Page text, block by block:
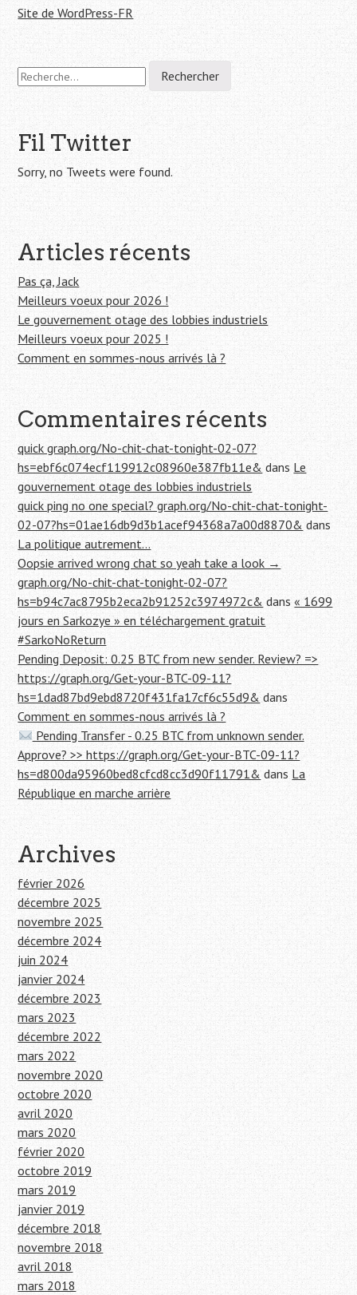
Site de WordPress-FR
R
e
c
e
r
c
h
:
Fil Twitter
Sorry, no Tweets were found.
Articles récents
Pas ça, Jack
Meilleurs voeux pour 2026 !
Le gouvernement otage des lobbies industriels
Meilleurs voeux pour 2025 !
Comment en sommes-nous arrivés là ?
Commentaires récents
quick graph.org/No-chit-chat-tonight-02-07?
hs=ebf6c074ecf119912c08960e387fb11e& dans Le
gouvernement otage des lobbies industriels
quick ping no one special? graph.org/No-chit-chat-tonight-
02-07?hs=01ae16db9d3b1acef94368a7a00d8870& dans
La politique autrement…
Oopsie arrived wrong chat so yeah take a look →
graph.org/No-chit-chat-tonight-02-07?
hs=b94c7ac8795b2eca2b91252c3974972c& dans« 1699
jours en Sarkozye » en téléchargement gratuit
#SarkoNoReturn
Pending Deposit: 0.25 BTC from new sender. Review? =>
https://graph.org/Get-your-BTC-09-11?
hs=1dad87bd9ebd8720f431fa17cf6c55d9& dans
Comment en sommes-nous arrivés là ?
Pending Transfer - 0.25 BTC from unknown sender.
Approve? >> https://graph.org/Get-your-BTC-09-11?
hs=d800da95960bed8cfcd8cc3d90f11791& dans La
République en marche arrière
Archives
février 2026
décembre 2025
novembre 2025
décembre 2024
juin 2024
janvier 2024
décembre 2023
mars 2023
décembre 2022
mars 2022
novembre 2020
octobre 2020
avril 2020
mars 2020
février 2020
octobre 2019
mars 2019
janvier 2019
décembre 2018
novembre 2018
avril 2018
mars 2018